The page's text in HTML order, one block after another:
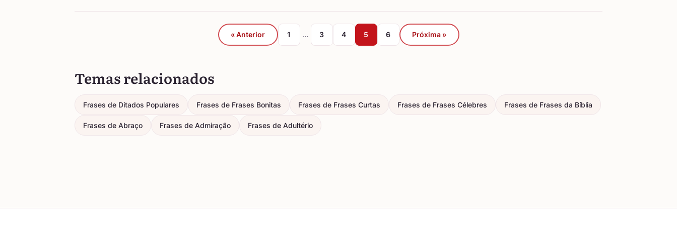
« Anterior 1 … 3 4 5 6 Próxima »
Temas relacionados
Frases de Ditados Populares Frases de Frases Bonitas Frases de Frases Curtas Frases de Frases Célebres Frases de Frases da Bíblia
Frases de Abraço Frases de Admiração Frases de Adultério